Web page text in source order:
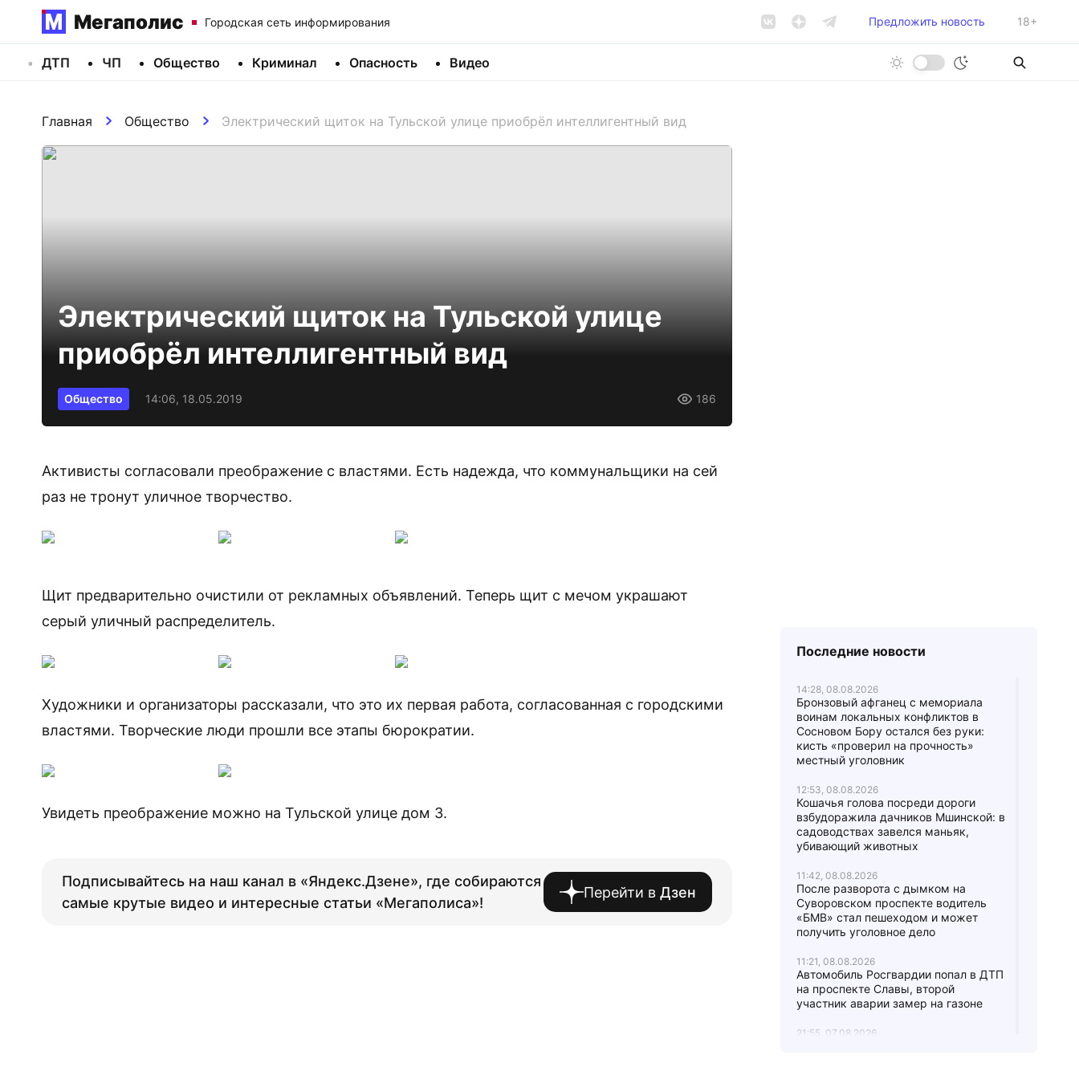
Мегаполис Городская сеть информирования Предложить новость 18+
ДТП ЧП Общество Криминал Опасность Видео
Главная Общество Электрический щиток на Тульской улице приобрёл интеллигентный вид
Электрический щиток на Тульской улице
приобрёл интеллигентный вид
Общество 14:06, 18.05.2019 186
Активисты согласовали преображение с властями. Есть надежда, что коммунальщики на сей
раз не тронут уличное творчество.
Щит предварительно очистили от рекламных объявлений. Теперь щит с мечом украшают
серый уличный распределитель.
Художники и организаторы рассказали, что это их первая работа, согласованная с городскими
властями. Творческие люди прошли все этапы бюрократии.
Увидеть преображение можно на Тульской улице дом 3.
Подписывайтесь на наш канал в «Яндекс.Дзене», где собираются
самые крутые видео и интересные статьи «Мегаполиса»!
Перейти в Дзен
Последние новости
14:28, 08.08.2026
Бронзовый афганец с мемориала
воинам локальных конфликтов в
Сосновом Бору остался без руки:
кисть «проверил на прочность»
местный уголовник
12:53, 08.08.2026
Кошачья голова посреди дороги
взбудоражила дачников Мшинской: в
садоводствах завелся маньяк,
убивающий животных
11:42, 08.08.2026
После разворота с дымком на
Суворовском проспекте водитель
«БМВ» стал пешеходом и может
получить уголовное дело
11:21, 08.08.2026
Автомобиль Росгвардии попал в ДТП
на проспекте Славы, второй
участник аварии замер на газоне
21:55, 07.08.2026